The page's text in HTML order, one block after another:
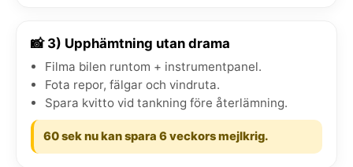
📸 3) Upphämtning utan drama
Filma bilen runtom + instrumentpanel.
Fota repor, fälgar och vindruta.
Spara kvitto vid tankning före återlämning.
60 sek nu kan spara 6 veckors mejlkrig.